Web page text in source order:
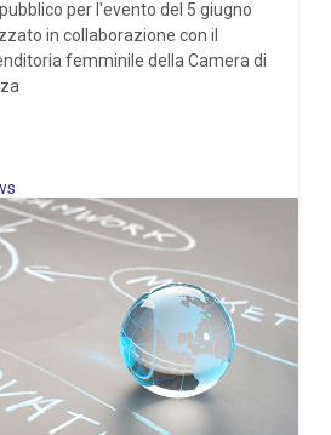
per l'evento del 5 giugno
in collaborazione con il
femminile della Camera di